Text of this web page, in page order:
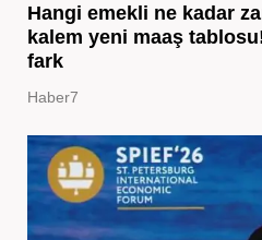
Hangi emekli ne kadar
kalem yeni maaş
fark
Haber7